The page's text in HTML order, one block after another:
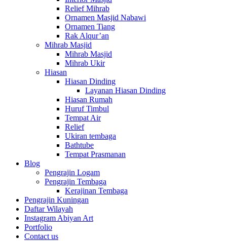
Relief Mihrab
Ornamen Masjid Nabawi
Ornamen Tiang
Rak Alqur’an
Mihrab Masjid
Mihrab Masjid
Mihrab Ukir
Hiasan
Hiasan Dinding
Layanan Hiasan Dinding
Hiasan Rumah
Huruf Timbul
Tempat Air
Relief
Ukiran tembaga
Bathtube
Tempat Prasmanan
Blog
Pengrajin Logam
Pengrajin Tembaga
Kerajinan Tembaga
Pengrajin Kuningan
Daftar Wilayah
Instagram Abiyan Art
Portfolio
Contact us